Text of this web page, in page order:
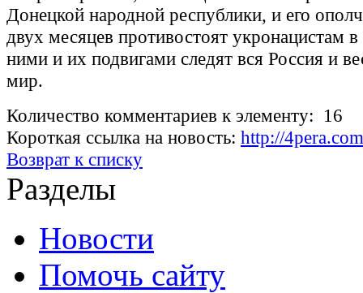
Донецкой народной республики, и его
двух месяцев противостоят укронацистам в
ними и их подвигами следят вся Россия и
мир.
Количество комментариев к элементу: 16
Короткая ссылка на новость: http://
Возврат к списку
Разделы
Новости
Помочь сайту